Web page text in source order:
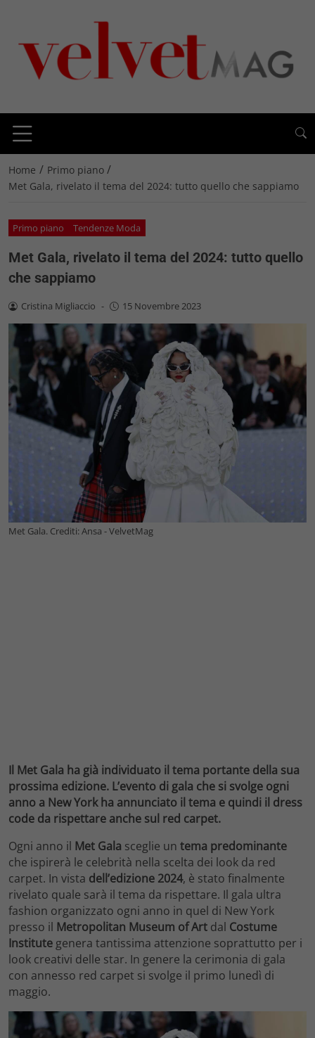
Home / Primo piano /
Met Gala, rivelato il tema del 2024: tutto quello che sappiamo
Primo piano Tendenze Moda
Met Gala, rivelato il tema del 2024: tutto quello
che sappiamo
Cristina Migliaccio - 15 Novembre 2023
Met Gala. Crediti: Ansa - VelvetMag
Il Met Gala ha già individuato il tema portante della sua
prossima edizione. L’evento di gala che si svolge ogni
anno a New York ha annunciato il tema e quindi il dress
code da rispettare anche sul red carpet.
Ogni anno il Met Gala sceglie un tema predominante
che ispirerà le celebrità nella scelta dei look da red
carpet. In vista dell’edizione 2024, è stato finalmente
rivelato quale sarà il tema da rispettare. Il gala ultra
fashion organizzato ogni anno in quel di New York
presso il Metropolitan Museum of Art dal Costume
Institute genera tantissima attenzione soprattutto per i
look creativi delle star. In genere la cerimonia di gala
con annesso red carpet si svolge il primo lunedì di
maggio.